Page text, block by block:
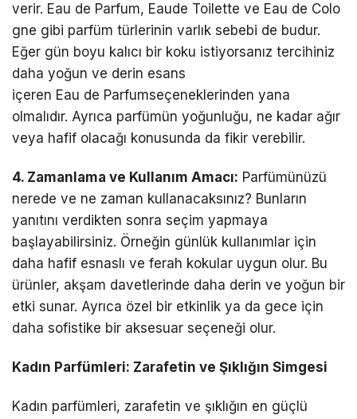
verir. Eau de Parfum, Eaude Toilette ve Eau de Colo
gne gibi parfüm türlerinin varlık sebebi de budur.
Eğer gün boyu kalıcı bir koku istiyorsanız tercihiniz
daha yoğun ve derin esans
içeren Eau de Parfumseçeneklerinden yana
olmalıdır. Ayrıca parfümün yoğunluğu, ne kadar ağır
veya hafif olacağı konusunda da fikir verebilir.
4. Zamanlama ve Kullanım Amacı: Parfümünüzü
nerede ve ne zaman kullanacaksınız? Bunların
yanıtını verdikten sonra seçim yapmaya
başlayabilirsiniz. Örneğin günlük kullanımlar için
daha hafif esnaslı ve ferah kokular uygun olur. Bu
ürünler, akşam davetlerinde daha derin ve yoğun bir
etki sunar. Ayrıca özel bir etkinlik ya da gece için
daha sofistike bir aksesuar seçeneği olur.
Kadın Parfümleri: Zarafetin ve Şıklığın Simgesi
Kadın parfümleri, zarafetin ve şıklığın en güçlü